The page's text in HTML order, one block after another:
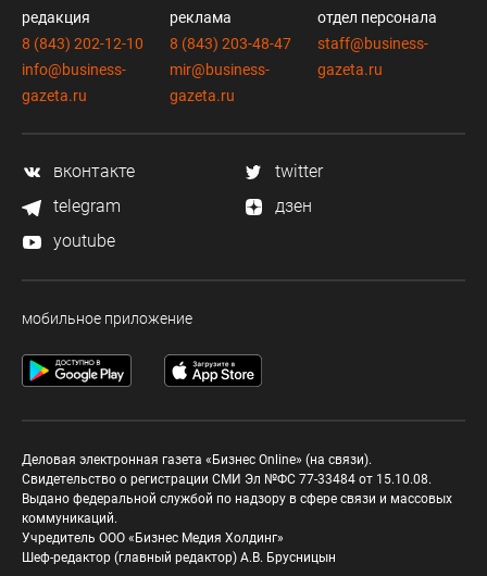
редакция
8 (843) 202-12-10
info@business-
gazeta.ru
реклама
8 (843) 203-48-47
mir@business-
gazeta.ru
отдел персонала
staff@business-
gazeta.ru
вконтакте
twitter
telegram
дзен
youtube
мобильное приложение
Деловая электронная газета «Бизнес Online» (на связи).
Свидетельство о регистрации СМИ Эл №ФС 77-33484 от 15.10.08.
Выдано федеральной службой по надзору в сфере связи и массовых
коммуникаций.
Учредитель ООО «Бизнес Медия Холдинг»
Шеф-редактор (главный редактор) А.В. Брусницын